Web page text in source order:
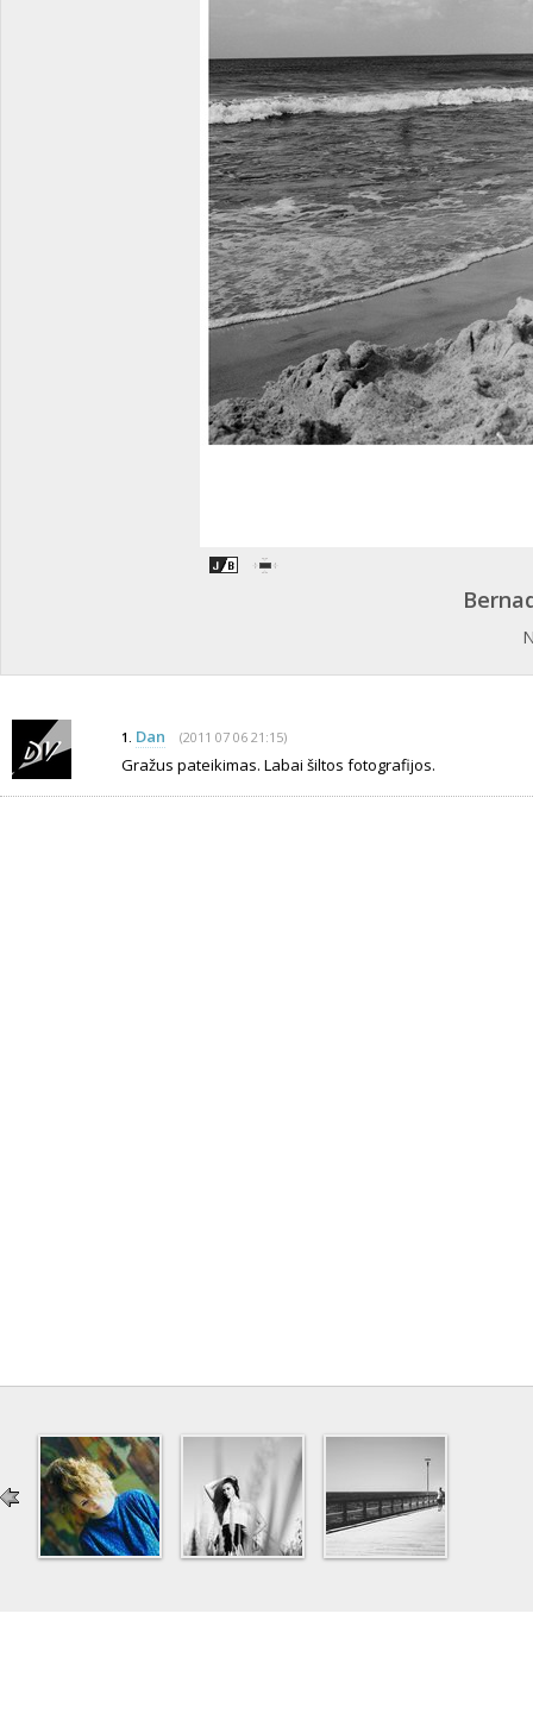
1. Dan (2011 07 06 21:15)
Gražus pateikimas. Labai šiltos fotografijos.